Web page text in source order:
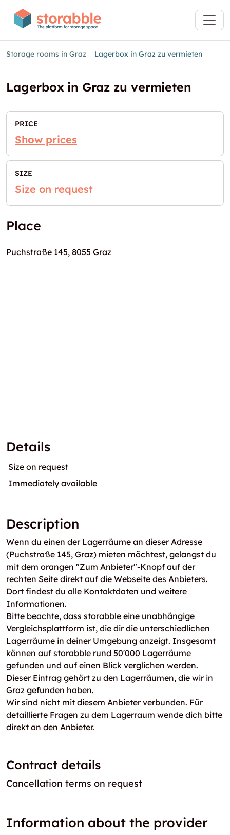
Storage rooms in Graz Lagerbox in Graz zu vermieten
Lagerbox in Graz zu vermieten
PRICE
Show prices
SIZE
Size on request
Place
Puchstraße 145, 8055 Graz
Details
Size on request
Immediately available
Description
Wenn du einen der Lagerräume an dieser Adresse
(Puchstraße 145, Graz) mieten möchtest, gelangst du
mit dem orangen "Zum Anbieter"-Knopf auf der
rechten Seite direkt auf die Webseite des Anbieters.
Dort findest du alle Kontaktdaten und weitere
Informationen.
Bitte beachte, dass storabble eine unabhängige
Vergleichsplattform ist, die dir die unterschiedlichen
Lagerräume in deiner Umgebung anzeigt. Insgesamt
können auf storabble rund 50'000 Lagerräume
gefunden und auf einen Blick verglichen werden.
Dieser Eintrag gehört zu den Lagerräumen, die wir in
Graz gefunden haben.
Wir sind nicht mit diesem Anbieter verbunden. Für
detaillierte Fragen zu dem Lagerraum wende dich bitte
direkt an den Anbieter.
Contract details
Cancellation terms on request
Information about the provider